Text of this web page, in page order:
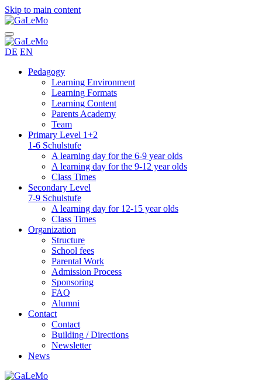
Skip to main content
DE EN
Pedagogy
Learning Environment
Learning Formats
Learning Content
Parents Academy
Team
Primary Level 1+2
1-6 Schulstufe
A learning day for the 6-9 year olds
A learning day for the 9-12 year olds
Class Times
Secondary Level
7-9 Schulstufe
A learning day for 12-15 year olds
Class Times
Organization
Structure
School fees
Parental Work
Admission Process
Sponsoring
FAQ
Alumni
Contact
Contact
Building / Directions
Newsletter
News